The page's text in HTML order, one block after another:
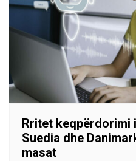
Rritet keqpërdorimi
Suedia dhe
masat